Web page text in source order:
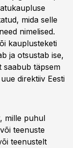
mida selle
nimelised.
kauplusteketi
ja otsustab ise,
saabub täpsem
direktiiv Eesti
mille puhul
teenuste
teenustelt